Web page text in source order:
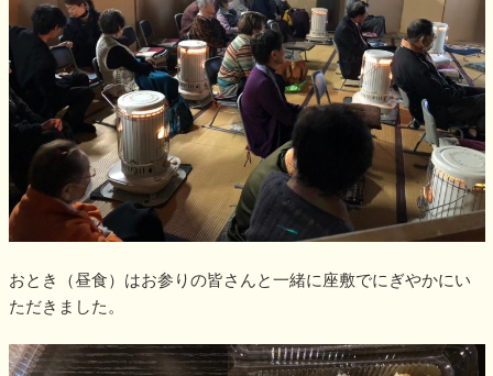
おとき（昼食）はお参りの皆さんと一緒に座敷でにぎやかにい
ただきました。